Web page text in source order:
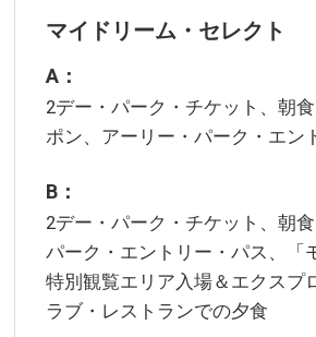
マイドリーム・セレクト
A：
2デー・パーク・チケット、朝
ポン、アーリー・パーク・エン
B：
2デー・パーク・チケット、朝食
パーク・エントリー・パス、「
特別観覧エリア入場＆エクスプ
ラブ・レストランでの夕食